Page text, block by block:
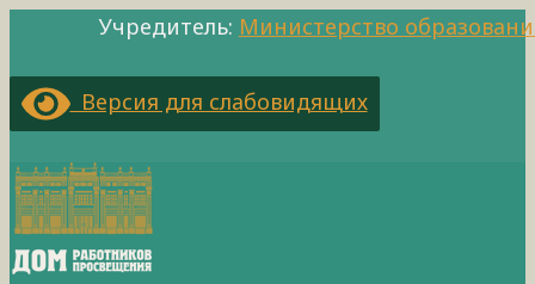
Учредитель: Министерство
Версия для слабовидящих